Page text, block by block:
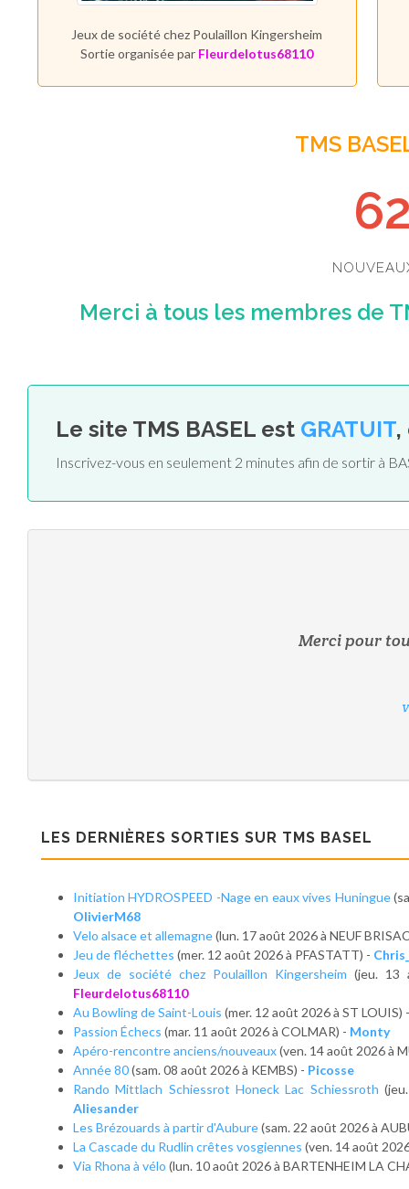
Jeux de société chez Poulaillon Kingersheim
Sortie organisée par Fleurdelotus68110
TMS
Merci à tous les membres de
Le site TMS BASEL est GRATUIT,
Inscrivez-vous en seulement 2 minutes afin de sortir à
Merci pour
LES DERNIÈRES SORTIES SUR TMS BASEL
Initiation HYDROSPEED -Nage en eaux vives Huningue
OlivierM68
Velo alsace et allemagne(lun. 17 août 2026 à NEUF
Jeu de fléchettes (mer. 12 août 2026 à PFASTATT) -
Jeux de société chez Poulaillon Kingersheim(jeu. 13
Fleurdelotus68110
Au Bowling de Saint-Louis (mer. 12 août 2026 à ST LOUIS)
Passion Échecs (mar. 11 août 2026 à COLMAR) - Monty
Apéro-rencontre anciens/nouveaux(ven. 14 août 2026 à
Année 80(sam. 08 août 2026 à KEMBS) - Picosse
Rando Mittlach Schiessrot Honeck Lac Schiessroth
Aliesander
Les Brézouards à partir d'Aubure(sam. 22 août 2026 à
La Cascade du Rudlin crêtes vosgiennes (ven. 14 août
Via Rhona à vélo (lun. 10 août 2026 à BARTENHEIM LA